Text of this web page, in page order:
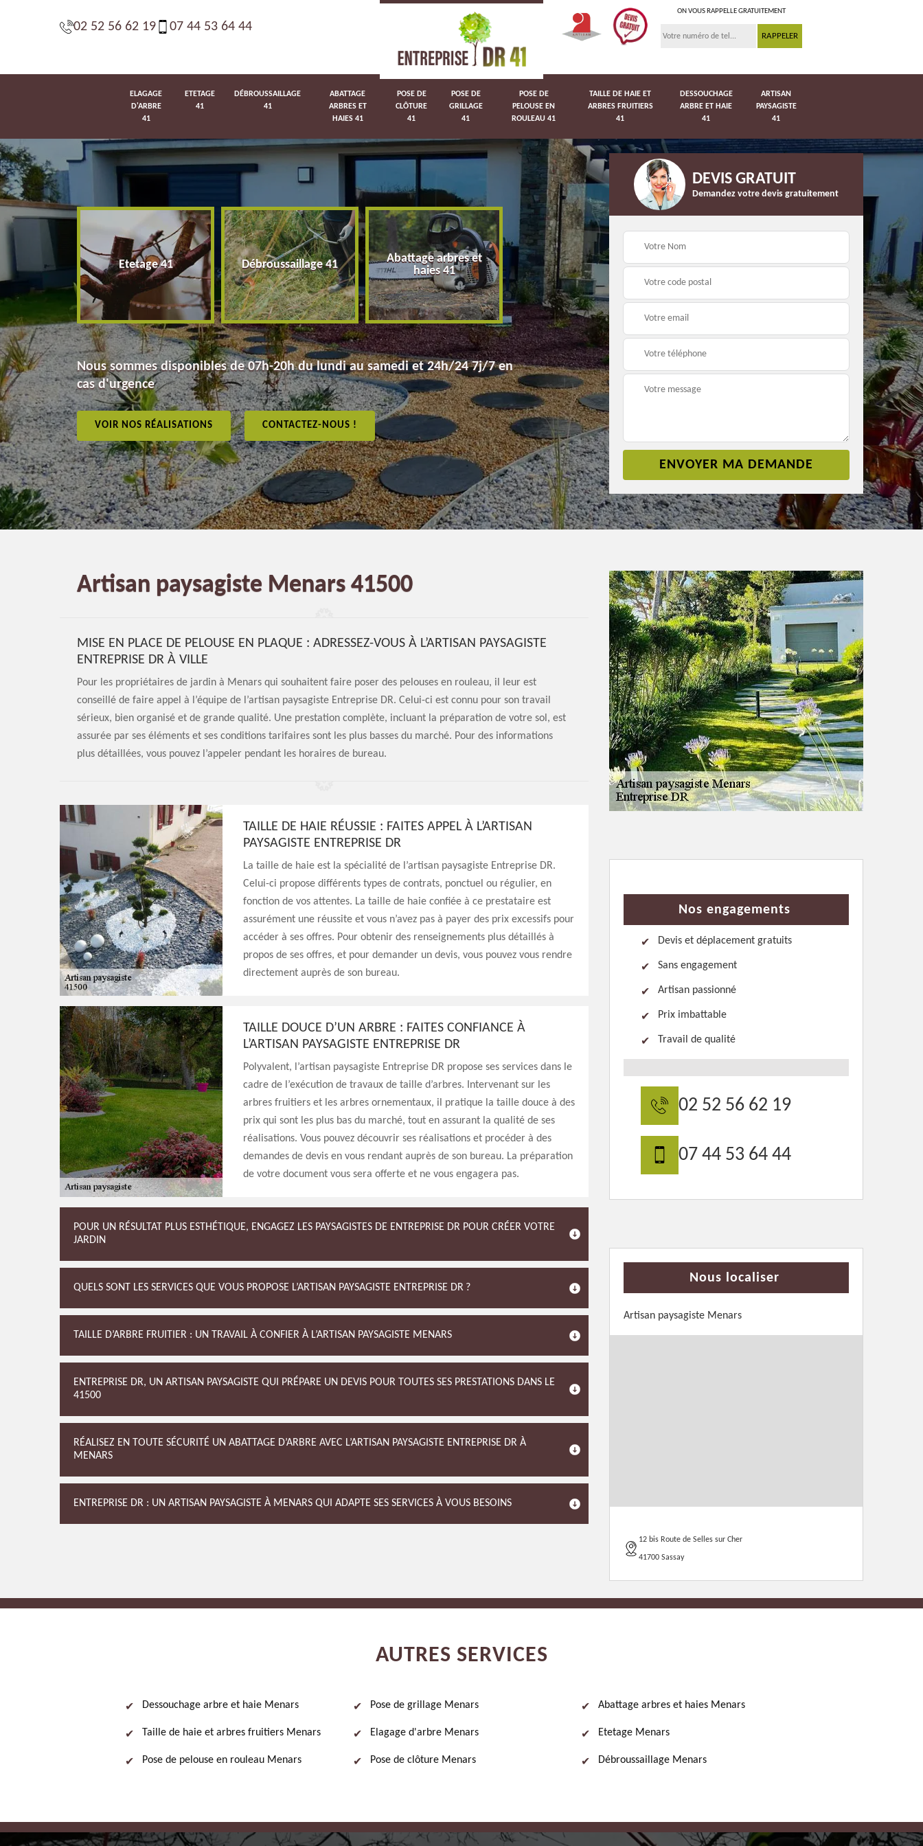
02 52 56 62 19 07 44 53 64 44
ON VOUS RAPPELLE GRATUITEMENT
ELAGAGE
D'ARBRE
41
ETETAGE
41
DÉBROUSSAILLAGE
41
ABATTAGE
ARBRES ET
HAIES 41
POSE DE
CLÔTURE
41
POSE DE
GRILLAGE
41
POSE DE
PELOUSE EN
ROULEAU 41
TAILLE DE HAIE ET
ARBRES FRUITIERS
41
DESSOUCHAGE
ARBRE ET HAIE
41
ARTISAN
PAYSAGISTE
41
41 Etetage 41 Débroussaillage 41
Abattage arbres et
haies 41
Pose de clôture 41 Pose de grillage 41
Pose de pelouse en
rouleau 41
Nous sommes disponibles de 07h-20h du lundi au samedi et 24h/24 7j/7 en
cas d'urgence
VOIR NOS RÉALISATIONS CONTACTEZ-NOUS !
DEVIS GRATUIT
Demandez votre devis gratuitement
Artisan paysagiste Menars 41500
MISE EN PLACE DE PELOUSE EN PLAQUE : ADRESSEZ-VOUS À L’ARTISAN PAYSAGISTE
ENTREPRISE DR À VILLE
Pour les propriétaires de jardin à Menars qui souhaitent faire poser des pelouses en rouleau, il leur est
conseillé de faire appel à l’équipe de l’artisan paysagiste Entreprise DR. Celui-ci est connu pour son travail
sérieux, bien organisé et de grande qualité. Une prestation complète, incluant la préparation de votre sol, est
assurée par ses éléments et ses conditions tarifaires sont les plus basses du marché. Pour des informations
plus détaillées, vous pouvez l’appeler pendant les horaires de bureau.
TAILLE DE HAIE RÉUSSIE : FAITES APPEL À L’ARTISAN
PAYSAGISTE ENTREPRISE DR
La taille de haie est la spécialité de l’artisan paysagiste Entreprise DR.
Celui-ci propose différents types de contrats, ponctuel ou régulier, en
fonction de vos attentes. La taille de haie confiée à ce prestataire est
assurément une réussite et vous n’avez pas à payer des prix excessifs pour
accéder à ses offres. Pour obtenir des renseignements plus détaillés à
propos de ses offres, et pour demander un devis, vous pouvez vous rendre
directement auprès de son bureau.
TAILLE DOUCE D’UN ARBRE : FAITES CONFIANCE À
L’ARTISAN PAYSAGISTE ENTREPRISE DR
Polyvalent, l’artisan paysagiste Entreprise DR propose ses services dans le
cadre de l’exécution de travaux de taille d’arbres. Intervenant sur les
arbres fruitiers et les arbres ornementaux, il pratique la taille douce à des
prix qui sont les plus bas du marché, tout en assurant la qualité de ses
réalisations. Vous pouvez découvrir ses réalisations et procéder à des
demandes de devis en vous rendant auprès de son bureau. La préparation
de votre document vous sera offerte et ne vous engagera pas.
POUR UN RÉSULTAT PLUS ESTHÉTIQUE, ENGAGEZ LES PAYSAGISTES DE ENTREPRISE DR POUR CRÉER VOTRE
JARDIN
QUELS SONT LES SERVICES QUE VOUS PROPOSE L’ARTISAN PAYSAGISTE ENTREPRISE DR ?
TAILLE D’ARBRE FRUITIER : UN TRAVAIL À CONFIER À L’ARTISAN PAYSAGISTE MENARS
ENTREPRISE DR, UN ARTISAN PAYSAGISTE QUI PRÉPARE UN DEVIS POUR TOUTES SES PRESTATIONS DANS LE
41500
RÉALISEZ EN TOUTE SÉCURITÉ UN ABATTAGE D’ARBRE AVEC L’ARTISAN PAYSAGISTE ENTREPRISE DR À
MENARS
ENTREPRISE DR : UN ARTISAN PAYSAGISTE À MENARS QUI ADAPTE SES SERVICES À VOUS BESOINS
Nos engagements
Devis et déplacement gratuits
Sans engagement
Artisan passionné
Prix imbattable
Travail de qualité
02 52 56 62 19
07 44 53 64 44
Nous localiser
Artisan paysagiste Menars
12 bis Route de Selles sur Cher
41700 Sassay
AUTRES SERVICES
Dessouchage arbre et haie Menars
Taille de haie et arbres fruitiers Menars
Pose de pelouse en rouleau Menars
Pose de grillage Menars
Elagage d'arbre Menars
Pose de clôture Menars
Abattage arbres et haies Menars
Etetage Menars
Débroussaillage Menars